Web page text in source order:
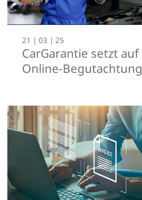
21 | 03 | 25
CarGarantie setzt auf
Online-Begutachtung